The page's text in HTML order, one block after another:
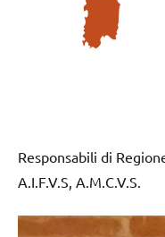
Responsabili di
A.I.F.V.S, A.M.C.V.S.